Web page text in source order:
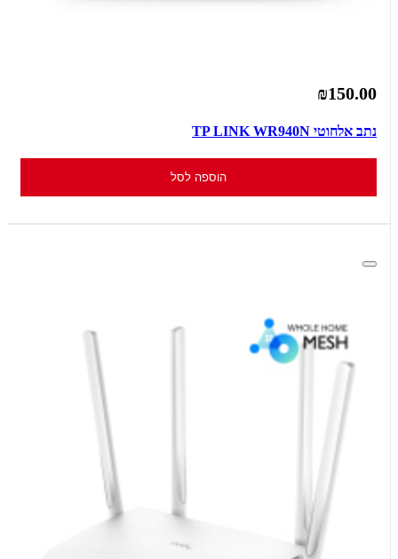
₪150.00
נתב אלחוטי TP LINK WR940N
הוספה לסל